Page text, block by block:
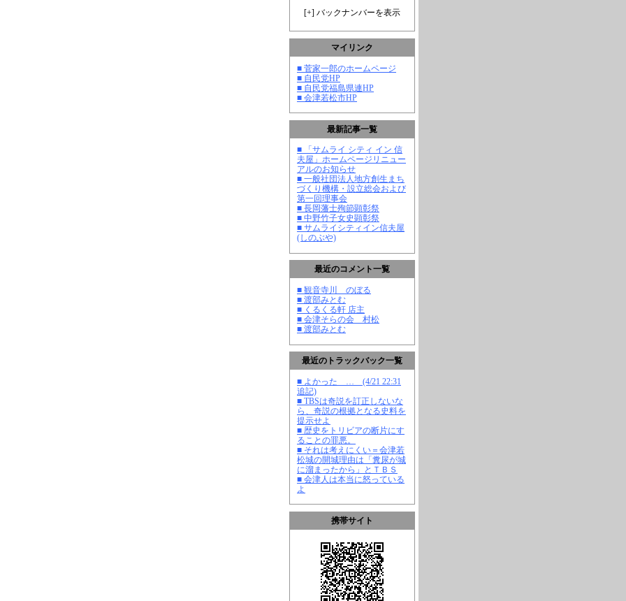
[+] バックナンバーを表示
マイリンク
■ 菅家一郎のホームページ
■ 自民党HP
■ 自民党福島県連HP
■ 会津若松市HP
最新記事一覧
■ 「サムライ シティ イン 信
夫屋」ホームページリニュー
アルのお知らせ
■ 一般社団法人地方創生まち
づくり機構・設立総会および
第一回理事会
■ 長岡藩士殉節顕彰祭
■ 中野竹子女史顕彰祭
■ サムライシティイン信夫屋
(しのぶや)
最近のコメント一覧
■ 観音寺川 のぼる
■ 渡部みとむ
■ くるくる軒 店主
■ 会津そらの会 村松
■ 渡部みとむ
最近のトラックバック一覧
■ よかった … (4/21 22:31
追記)
■ TBSは奇説を訂正しないな
ら、奇説の根拠となる史料を
提示せよ
■ 歴史をトリビアの断片にす
ることの罪悪。
■ それは考えにくい＝会津若
松城の開城理由は「糞尿が城
に溜まったから」とＴＢＳ
■ 会津人は本当に怒っている
よ
携帯サイト